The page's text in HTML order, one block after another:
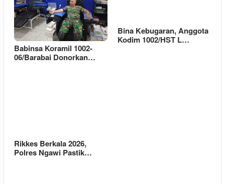
Babinsa Koramil 1002-
06/Barabai Donorkan…
Bina Kebugaran, Anggota
Kodim 1002/HST L…
Rikkes Berkala 2026,
Polres Ngawi Pastik…